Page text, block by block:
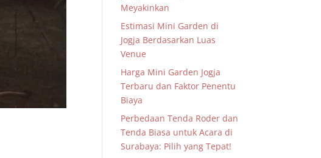
Meyakinkan
Estimasi Mini Garden di
Jogja Berdasarkan Luas
Venue
Harga Mini Garden Jogja
Terbaru dan Faktor Penentu
Biaya
Perbedaan Tenda Roder dan
Tenda Biasa untuk Acara di
Surabaya: Pilih yang Tepat!